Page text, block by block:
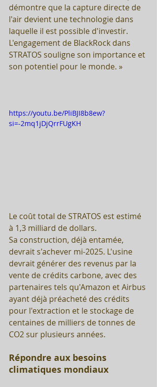
démontre que la capture directe de
l'air devient une technologie dans
laquelle il est possible d'investir.
L'engagement de BlackRock dans
STRATOS souligne son importance et
son potentiel pour le monde. »
https://youtu.be/PliBJI8b8ew?
si=-2mq1jDjQrrFUgKH
Le coût total de STRATOS est estimé
à 1,3 milliard de dollars.
Sa construction, déjà entamée,
devrait s'achever mi-2025. L'usine
devrait générer des revenus par la
vente de crédits carbone, avec des
partenaires tels qu'Amazon et Airbus
ayant déjà préacheté des crédits
pour l'extraction et le stockage de
centaines de milliers de tonnes de
CO2 sur plusieurs années.
Répondre aux besoins
climatiques mondiaux